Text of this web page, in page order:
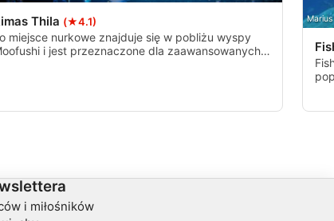
Thila (★4.1)
miejsce nurkowe znajduje się w pobliżu wyspy
i jest przeznaczone dla zaawansowanych
i miłośników